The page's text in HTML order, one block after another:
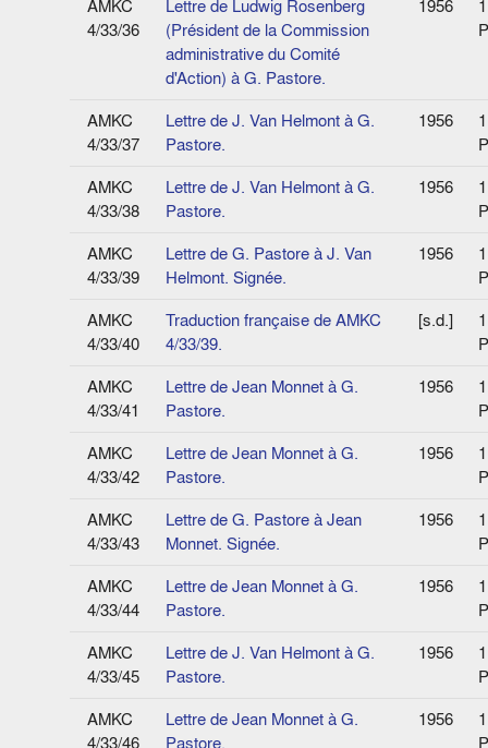
AMKC
4/33/36
Lettre de Ludwig Rosenberg
(Président de la Commission
administrative du Comité
d'Action) à G. Pastore.
1956
1
AMKC
4/33/37
Lettre de J. Van Helmont à G.
Pastore.
1956
1
AMKC
4/33/38
Lettre de J. Van Helmont à G.
Pastore.
1956
1
AMKC
4/33/39
Lettre de G. Pastore à J. Van
Helmont. Signée.
1956
1
AMKC
4/33/40
Traduction française de AMKC
4/33/39.
[s.d.]
1
AMKC
4/33/41
Lettre de Jean Monnet à G.
Pastore.
1956
1
AMKC
4/33/42
Lettre de Jean Monnet à G.
Pastore.
1956
1
AMKC
4/33/43
Lettre de G. Pastore à Jean
Monnet. Signée.
1956
1
AMKC
4/33/44
Lettre de Jean Monnet à G.
Pastore.
1956
1
AMKC
4/33/45
Lettre de J. Van Helmont à G.
Pastore.
1956
1
AMKC
Lettre de Jean Monnet à G.
1956
1